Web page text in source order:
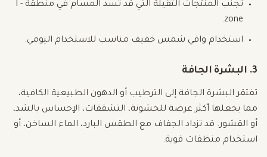
تجنب المنتجات الثقيلة التي قد تسد المسام في منطقة T-
zone.
استخدام واقي شمس خفيف مناسب للاستخدام اليومي.
3. البشرة الجافة
تفتقر البشرة الجافة إلى الترطيب أو الدهون الطبيعية الكافية،
مما يجعلها أكثر عرضة للخشونة، التشققات، الإحساس بالشد،
أو القشور. قد تزداد الجفاف مع الطقس البارد، الماء الساخن، أو
استخدام منظفات قوية.